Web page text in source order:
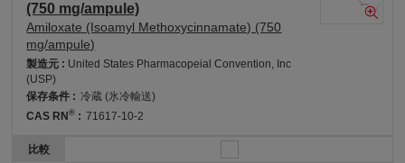
(750 mg/ampule)
Amiloxate (Isoamyl Methoxycinnamate) (750
mg/ampule)
製造元 : United States Pharmacopeial Convention, Inc
(USP)
保存条件 : 冷蔵 (氷冷輸送)
CAS RN® : 71617-10-2
比較